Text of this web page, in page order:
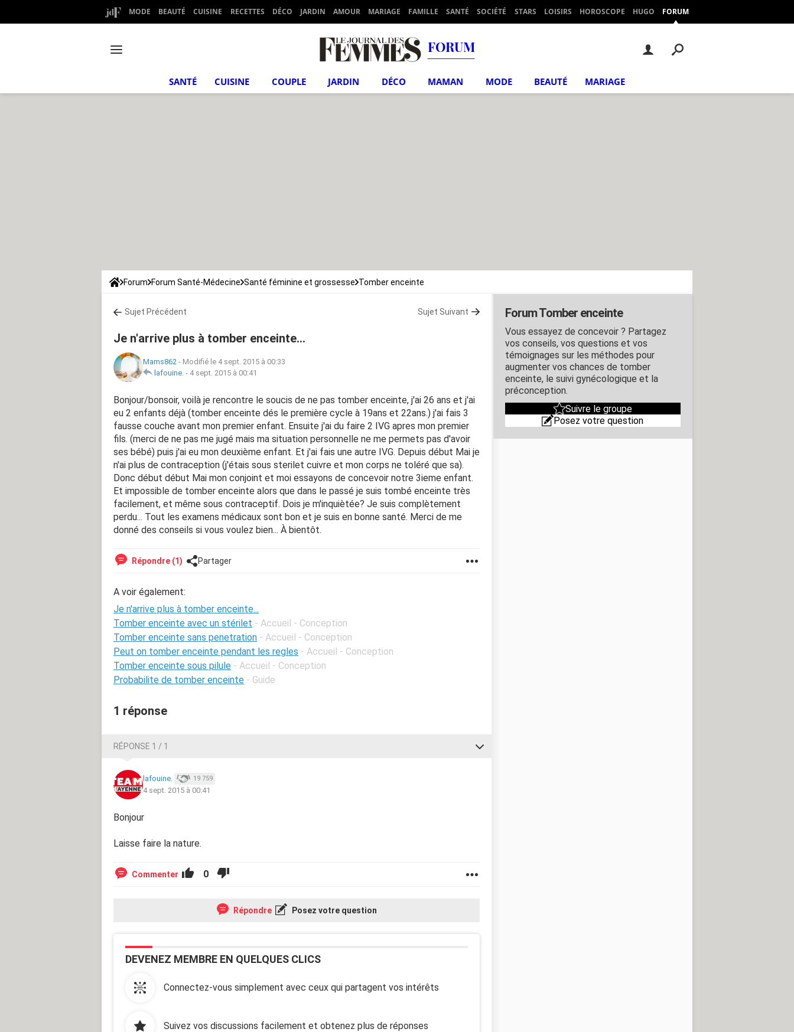
MODE BEAUTÉ CUISINE RECETTES DÉCO JARDIN AMOUR MARIAGE FAMILLE SANTÉ SOCIÉTÉ STARS LOISIRS HOROSCOPE HUGO FORUM
FORUM
SANTÉ CUISINE COUPLE JARDIN DÉCO MAMAN MODE BEAUTÉ MARIAGE
Forum Forum Santé-Médecine Santé féminine et grossesse Tomber enceinte
Sujet Précédent Sujet Suivant
Je n'arrive plus à tomber enceinte...
Mams862 - Modifié le 4 sept. 2015 à 00:33
lafouine. - 4 sept. 2015 à 00:41
Bonjour/bonsoir, voilà je rencontre le soucis de ne pas tomber enceinte, j'ai 26 ans et j'ai
eu 2 enfants déjà (tomber enceinte dés le première cycle à 19ans et 22ans.) j'ai fais 3
fausse couche avant mon premier enfant. Ensuite j'ai du faire 2 IVG apres mon premier
fils. (merci de ne pas me jugé mais ma situation personnelle ne me permets pas d'avoir
ses bébé) puis j'ai eu mon deuxième enfant. Et j'ai fais une autre IVG. Depuis début Mai je
n'ai plus de contraception (j'étais sous sterilet cuivre et mon corps ne toléré que sa).
Donc début début Mai mon conjoint et moi essayons de concevoir notre 3ieme enfant.
Et impossible de tomber enceinte alors que dans le passé je suis tombé enceinte très
facilement, et même sous contraceptif. Dois je m'inquiètée? Je suis complètement
perdu... Tout les examens médicaux sont bon et je suis en bonne santé. Merci de me
donné des conseils si vous voulez bien... À bientôt.
Répondre (1) Partager
A voir également:
Je n'arrive plus à tomber enceinte...
Tomber enceinte avec un stérilet - Accueil - Conception
Tomber enceinte sans penetration - Accueil - Conception
Peut on tomber enceinte pendant les regles - Accueil - Conception
Tomber enceinte sous pilule - Accueil - Conception
Probabilite de tomber enceinte - Guide
1 réponse
RÉPONSE 1 / 1
lafouine. 19 759
4 sept. 2015 à 00:41
Bonjour
Laisse faire la nature.
Commenter 0
Répondre Posez votre question
DEVENEZ MEMBRE EN QUELQUES CLICS
Connectez-vous simplement avec ceux qui partagent vos intérêts
Suivez vos discussions facilement et obtenez plus de réponses
Forum Tomber enceinte
Vous essayez de concevoir ? Partagez
vos conseils, vos questions et vos
témoignages sur les méthodes pour
augmenter vos chances de tomber
enceinte, le suivi gynécologique et la
préconception.
Suivre le groupe
Posez votre question